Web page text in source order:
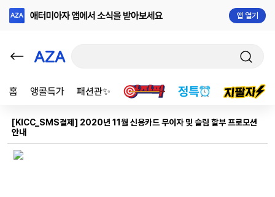
앱 열기
홈 앵콜특가 패션관✨
[KICC_SMS결제] 2020년 11월 신용카드 무이자 및 슬림 할부 프로모션
안내